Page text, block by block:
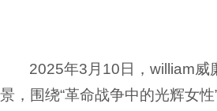
2025年3月10日，william威
景，围绕“革命战争中的光辉女